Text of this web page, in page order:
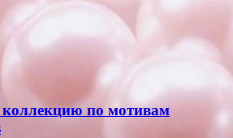
коллекцию по мотивам